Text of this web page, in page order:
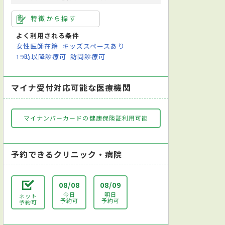
特徴から探す
よく利用される条件
女性医師在籍 キッズスペースあり
19時以降診療可 訪問診療可
マイナ受付対応可能な医療機関
マイナンバーカードの健康保険証利用可能
予約できるクリニック・病院
ネット
予約可
08/08
今日
予約可
08/09
明日
予約可